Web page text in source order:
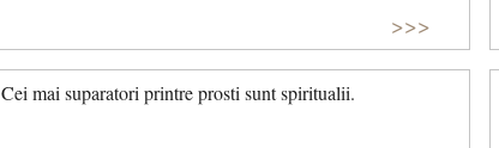
>>>
Cei mai suparatori printre prosti sunt spiritualii.